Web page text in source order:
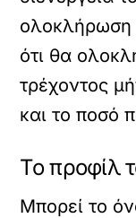
ολοκλήρωση
ότι θα
τρέχοντος
και το ποσό
Το προφίλ
Μπορεί το